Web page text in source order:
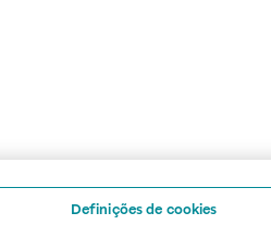
Definições de cookies